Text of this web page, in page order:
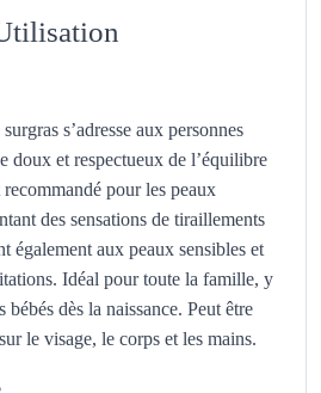
s’adresse aux personnes
doux et respectueux de l’équilibre
pour les peaux
des sensations de tiraillements
également aux peaux sensibles et
Idéal pour toute la famille, y
bébés dès la naissance. Peut être
le visage, le corps et les mains.